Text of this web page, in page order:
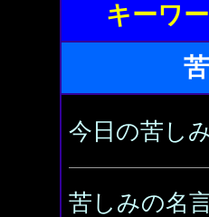
キーワ
今日の苦し
苦しみの名